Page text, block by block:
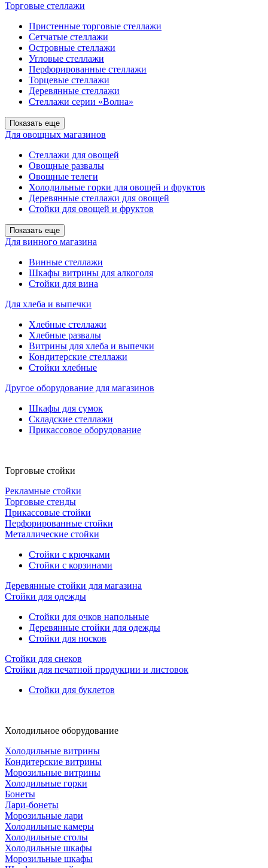
Торговые стеллажи
Пристенные торговые стеллажи
Сетчатые стеллажи
Островные стеллажи
Угловые стеллажи
Перфорированные стеллажи
Торцевые стеллажи
Деревянные стеллажи
Стеллажи серии «Волна»
Показать еще
Для овощных магазинов
Стеллажи для овощей
Овощные развалы
Овощные телеги
Холодильные горки для овощей и фруктов
Деревянные стеллажи для овощей
Стойки для овощей и фруктов
Показать еще
Для винного магазина
Винные стеллажи
Шкафы витрины для алкоголя
Стойки для вина
Для хлеба и выпечки
Хлебные стеллажи
Хлебные развалы
Витрины для хлеба и выпечки
Кондитерские стеллажи
Стойки хлебные
Другое оборудование для магазинов
Шкафы для сумок
Складские стеллажи
Прикассовое оборудование
Торговые стойки
Рекламные стойки
Торговые стенды
Прикассовые стойки
Перфорированные стойки
Металлические стойки
Стойки с крючками
Стойки с корзинами
Деревянные стойки для магазина
Стойки для одежды
Стойки для очков напольные
Деревянные стойки для одежды
Стойки для носков
Стойки для снеков
Стойки для печатной продукции и листовок
Стойки для буклетов
Холодильное оборудование
Холодильные витрины
Кондитерские витрины
Морозильные витрины
Холодильные горки
Бонеты
Лари-бонеты
Морозильные лари
Холодильные камеры
Холодильные столы
Холодильные шкафы
Морозильные шкафы